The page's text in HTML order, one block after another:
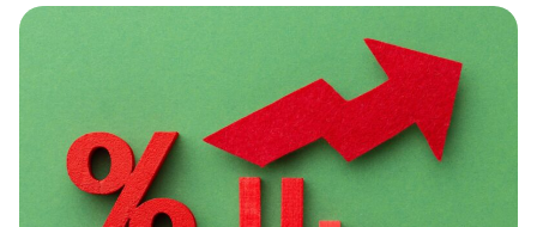
Paper Card
Satu kartu untuk bisnis & personal
Paper Horizon
Kartu korporat expense terlengkap
Blog